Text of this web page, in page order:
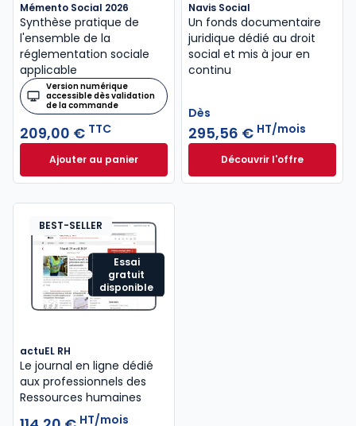
Mémento Social 2026
Synthèse pratique de
l'ensemble de la
réglementation sociale
applicable
Version numérique
accessible dès validation
de la commande
209,00 € TTC
Ajouter au panierMémento Social 2026 à 209,00 € TTC
Navis Social
Un fonds documentaire
juridique dédié au droit
social et mis à jour en
continu
Dès
295,56 € HT/mois
Découvrir l'offre
Navis Social à
Dès
Essai
gratuit
disponible
BEST-SELLER
actuEL RH
Le journal en ligne dédié
aux professionnels des
Ressources humaines
HT/mois